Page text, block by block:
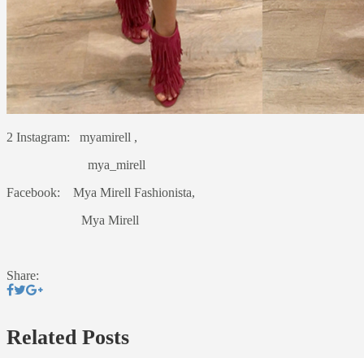
2 Instagram: myamirell ,
mya_mirell
Facebook: Mya Mirell Fashionista,
Mya Mirell
Share:
Related Posts